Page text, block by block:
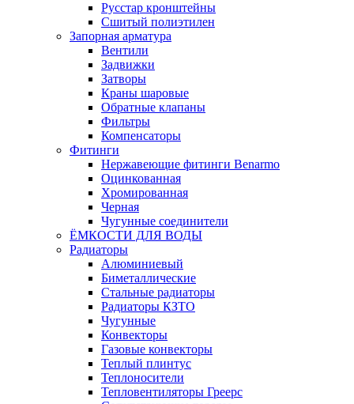
Русстар кронштейны
Сшитый полиэтилен
Запорная арматура
Вентили
Задвижки
Затворы
Краны шаровые
Обратные клапаны
Фильтры
Компенсаторы
Фитинги
Нержавеющие фитинги Benarmo
Оцинкованная
Хромированная
Черная
Чугунные соединители
ЁМКОСТИ ДЛЯ ВОДЫ
Радиаторы
Алюминиевый
Биметаллические
Стальные радиаторы
Радиаторы КЗТО
Чугунные
Конвекторы
Газовые конвекторы
Теплый плинтус
Теплоносители
Тепловентиляторы Греерс